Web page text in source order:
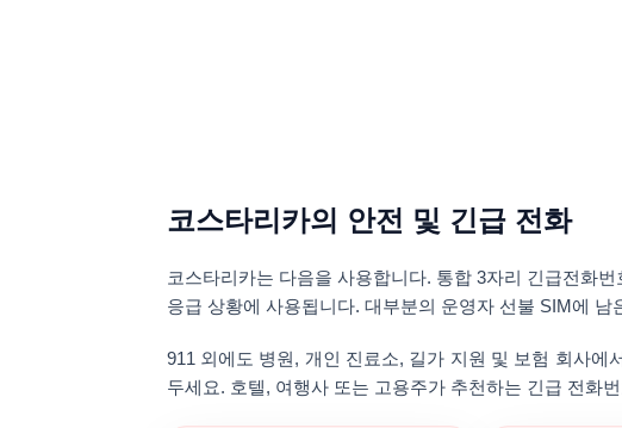
코스타리카의 안전 및 긴급 전화
코스타리카는 다음을 사용합니다. 통합 3자리 긴급전화번
응급 상황에 사용됩니다. 대부분의 운영자 선불 SIM에
911 외에도 병원, 개인 진료소, 길가 지원 및 보험 회사
두세요. 호텔, 여행사 또는 고용주가 추천하는 긴급 전화